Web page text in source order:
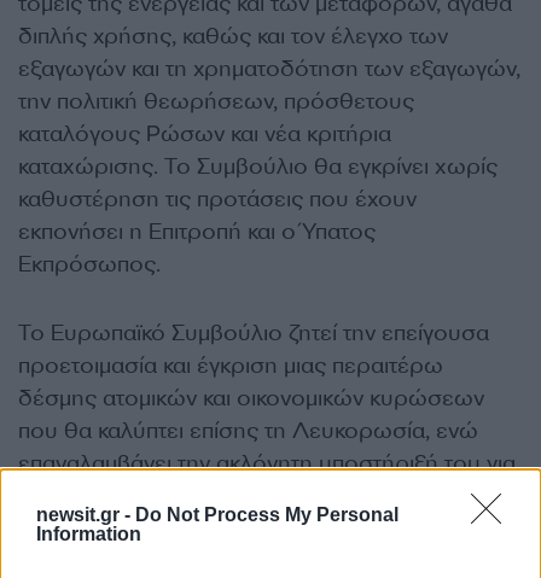
newsit.gr - Do Not Process My Personal
Information
διπλής χρήσης, καθώς και τον έλεγχο των
εξαγωγών και τη χρηματοδότηση των εξαγωγών,
την πολιτική θεωρήσεων, πρόσθετους
καταλόγους Ρώσων και νέα κριτήρια
καταχώρισης. Το Συμβούλιο θα εγκρίνει χωρίς
καθυστέρηση τις προτάσεις που έχουν
εκπονήσει η Επιτροπή και ο Ύπατος
Εκπρόσωπος.
Το Ευρωπαϊκό Συμβούλιο ζητεί την επείγουσα
προετοιμασία και έγκριση μιας περαιτέρω
δέσμης ατομικών και οικονομικών κυρώσεων
που θα καλύπτει επίσης τη Λευκορωσία, ενώ
επαναλαμβάνει την ακλόνητη υποστήριξή του για
την ανεξαρτησία, την κυριαρχία και την εδαφική
ακεραιότητα της Ουκρανίας εντός των διεθνώς